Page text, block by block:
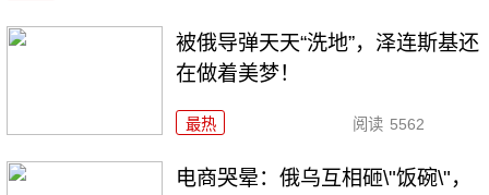
被俄导弹天天“洗地”，泽连斯基还
在做着美梦！
最热 阅读 5562
电商哭晕：俄乌互相砸\"饭碗\"，